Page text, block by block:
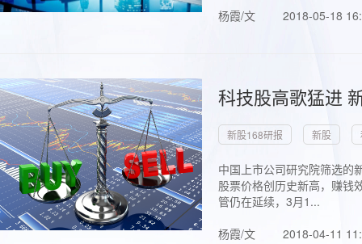
杨霞/文
2018-05-18
科技股高歌猛进
新股168研报 新股
中国上市公司研究院筛选的
股票价格创历史新高，赚钱
管仍在延续，3月1...
杨霞/文
2018-04-11